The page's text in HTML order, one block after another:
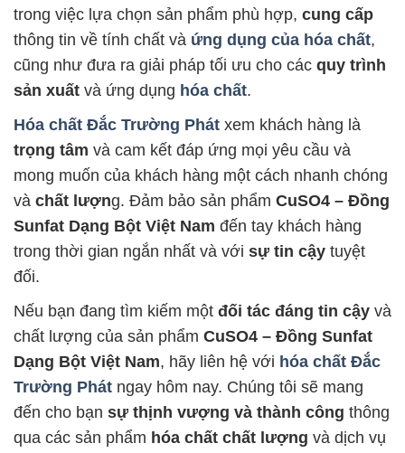
trong việc lựa chọn sản phẩm phù hợp, cung cấp
thông tin về tính chất và ứng dụng của hóa chất,
cũng như đưa ra giải pháp tối ưu cho các quy trình
sản xuất và ứng dụng hóa chất.
Hóa chất Đắc Trường Phát xem khách hàng là
trọng tâm và cam kết đáp ứng mọi yêu cầu và
mong muốn của khách hàng một cách nhanh chóng
và chất lượng. Đảm bảo sản phẩm CuSO4 – Đồng
Sunfat Dạng Bột Việt Nam đến tay khách hàng
trong thời gian ngắn nhất và với sự tin cậy tuyệt
đối.
Nếu bạn đang tìm kiếm một đối tác đáng tin cậy và
chất lượng của sản phẩm CuSO4 – Đồng Sunfat
Dạng Bột Việt Nam, hãy liên hệ với hóa chất Đắc
Trường Phát ngay hôm nay. Chúng tôi sẽ mang
đến cho bạn sự thịnh vượng và thành công thông
qua các sản phẩm hóa chất chất lượng và dịch vụ